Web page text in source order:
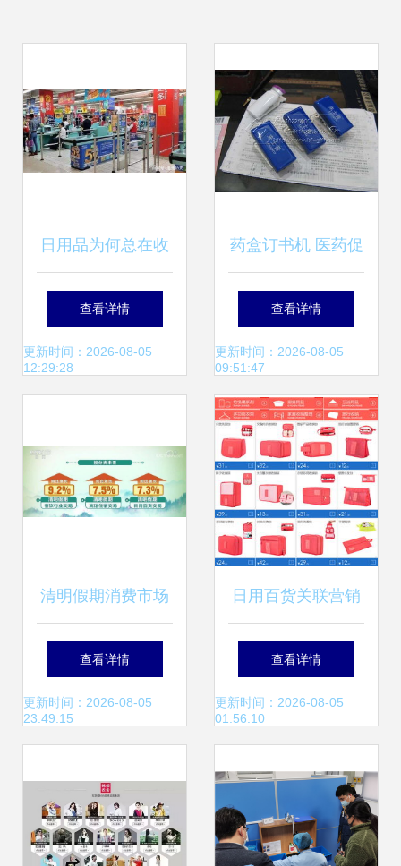
日用品为何总在收
银台旁 商家的“布
局之魂”
查看详情
更新时间：2026-08-05
12:29:28
药盒订书机 医药促
销新创意，实用与
创意的完美结合
查看详情
更新时间：2026-08-05
09:51:47
清明假期消费市场
暖意浓 银联网络交
易同比增长3.6%，
点
查看详情
更新时间：2026-08-05
23:49:15
日用百货关联营销
搭载视觉素材的销
售新引擎
查看详情
更新时间：2026-08-05
01:56:10